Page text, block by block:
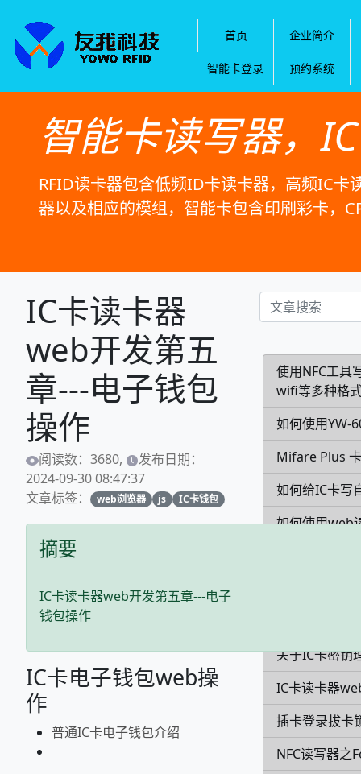
首页 企业简介
智能卡登录 预约系统
智能卡读写器，
RFID读卡器包含低频ID卡读卡器，高频IC卡
器以及相应的模组，智能卡包含印刷彩卡，
使用NFC工具
wifi等多种格
如何使用YW-
Mifare Plus
如何给IC卡写
如何使用web
关于IC卡密钥
IC卡读卡器
插卡登录拔卡
NFC读写器之
IC卡读卡器
web开发第五
章---电子钱包
操作
阅读数：3680,
发布日期：
2024-09-30 08:47:37
文章标签：
web浏览器 js IC卡钱包
摘要
IC卡读卡器web开发第五章---电子
钱包操作
IC卡电子钱包web操
作
普通IC卡电子钱包介绍